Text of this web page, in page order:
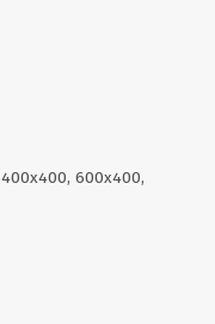
600x400,